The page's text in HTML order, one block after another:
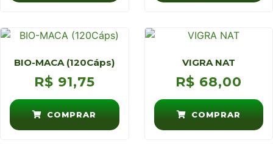
BIO-MACA (120Cáps)
R$ 91,75
COMPRAR
VIGRA NAT
R$ 68,00
COMPRAR